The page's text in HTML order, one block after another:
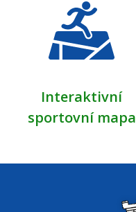
Interaktivní
sportovní mapa